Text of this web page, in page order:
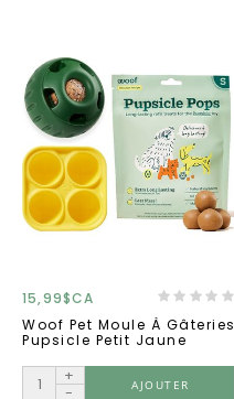
15,99$CA
Woof Pet Moule À Gâteries
Pupsicle Petit Jaune
+
-
AJOUTER